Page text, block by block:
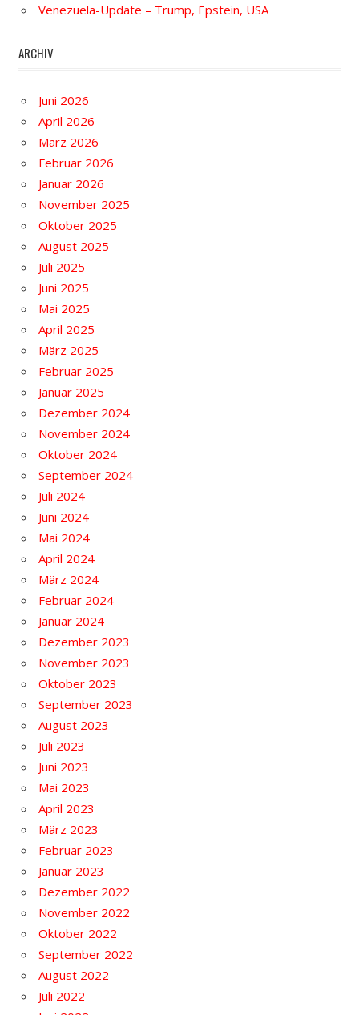
Venezuela-Update – Trump, Epstein, USA
ARCHIV
Juni 2026
April 2026
März 2026
Februar 2026
Januar 2026
November 2025
Oktober 2025
August 2025
Juli 2025
Juni 2025
Mai 2025
April 2025
März 2025
Februar 2025
Januar 2025
Dezember 2024
November 2024
Oktober 2024
September 2024
Juli 2024
Juni 2024
Mai 2024
April 2024
März 2024
Februar 2024
Januar 2024
Dezember 2023
November 2023
Oktober 2023
September 2023
August 2023
Juli 2023
Juni 2023
Mai 2023
April 2023
März 2023
Februar 2023
Januar 2023
Dezember 2022
November 2022
Oktober 2022
September 2022
August 2022
Juli 2022